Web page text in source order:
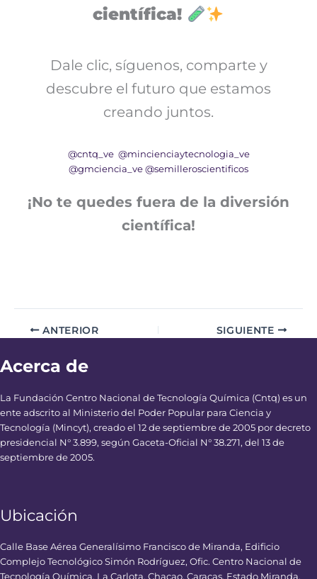
científica!
Dale clic, síguenos, comparte y
descubre el futuro que estamos
creando juntos.
@cntq_ve @mincienciaytecnologia_ve
@gmciencia_ve @semilleroscientificos
¡No te quedes fuera de la diversión
científica!
ANTERIOR SIGUIENTE
Acerca de
La Fundación Centro Nacional de Tecnología Química (Cntq) es un
ente adscrito al Ministerio del Poder Popular para Ciencia y
Tecnología (Mincyt), creado el 12 de septiembre de 2005 por decreto
presidencial N° 3.899, según Gaceta-Oficial N° 38.271, del 13 de
septiembre de 2005.
Ubicación
Calle Base Aérea Generalísimo Francisco de Miranda, Edificio
Complejo Tecnológico Simón Rodríguez, Ofic. Centro Nacional de
Tecnología Química, La Carlota, Chacao, Caracas, Estado Miranda,